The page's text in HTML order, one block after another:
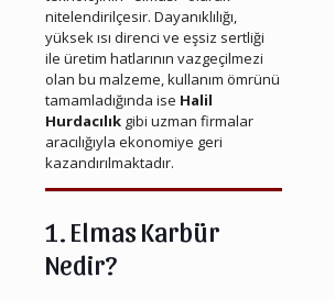
nitelendirilçesir. Dayanıklılığı,
yüksek ısı direnci ve eşsiz sertliği
ile üretim hatlarının vazgeçilmezi
olan bu malzeme, kullanım ömrünü
tamamladığında ise Halil
Hurdacılık gibi uzman firmalar
aracılığıyla ekonomiye geri
kazandırılmaktadır.
1. Elmas Karbür
Nedir?